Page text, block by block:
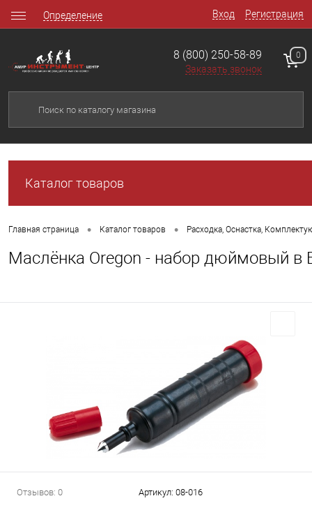
Вход Регистрация
Определение
8 (800) 250-58-89
Заказать звонок
0
Каталог товаров
Главная страница • Каталог товаров • Расходка, Оснастка,
Маслёнка Oregon - набор дюймовый в
Отзывов: 0 Артикул: 08-016